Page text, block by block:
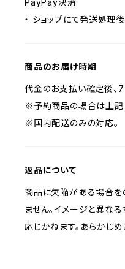
PayPay決済:
・ ショップにて発送処理
商品のお届け時期
代金のお支払い確定後、7
※予約商品の場合は上記
※国内配送のみの対応。
返品について
商品に欠陥がある場合を
ません。イメージと異な
応じかねます。あらかじめ